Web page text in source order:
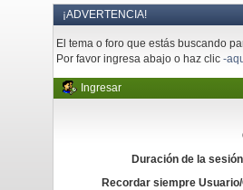
¡ADVERTENCIA!
El tema o foro que estás buscando
Por favor ingresa abajo o haz clic-
Ingresar
Duración de la
Recordar siempre